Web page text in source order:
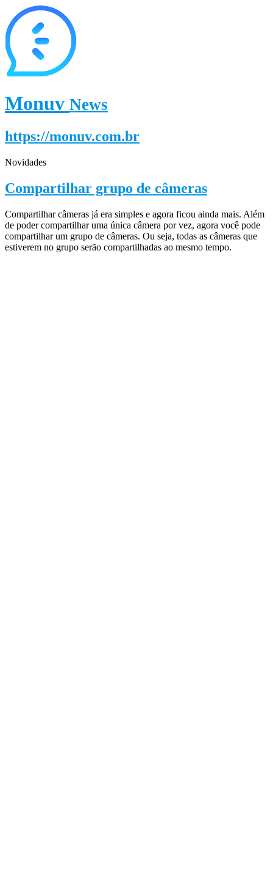
Monuv News
https://monuv.com.br
Novidades
Compartilhar grupo de câmeras
Compartilhar câmeras já era simples e agora ficou ainda mais. Além
de poder compartilhar uma única câmera por vez, agora você pode
compartilhar um grupo de câmeras. Ou seja, todas as câmeras que
estiverem no grupo serão compartilhadas ao mesmo tempo.